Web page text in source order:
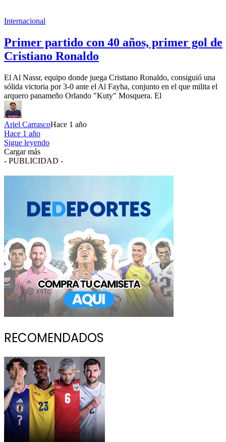
Internacional
Primer partido con 40 años, primer gol de
Cristiano Ronaldo
El Al Nassr, equipo donde juega Cristiano Ronaldo, consiguió una
sólida victoria por 3-0 ante el Al Fayha, conjunto en el que milita el
arquero panameño Orlando "Kuty" Mosquera. El
Ariel CarrascoHace 1 año
Hace 1 año
Sigue leyendo
Cargar más
- PUBLICIDAD -
RECOMENDADOS